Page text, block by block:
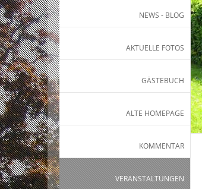
NEWS - BLOG
AKTUELLE FOTOS
GÄSTEBUCH
ALTE HOMEPAGE
KOMMENTAR
VERANSTALTUNGEN